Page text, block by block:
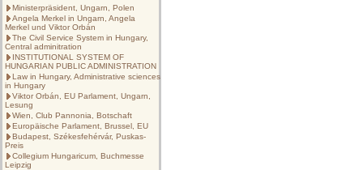
Ministerpräsident, Ungarn, Polen
Angela Merkel in Ungarn, Angela
Merkel und Viktor Orbán
The Civil Service System in Hungary,
Central adminitration
INSTITUTIONAL SYSTEM OF
HUNGARIAN PUBLIC ADMINISTRATION
Law in Hungary, Administrative sciences
in Hungary
Viktor Orbán, EU Parlament, Ungarn,
Lesung
Wien, Club Pannonia, Botschaft
Europäische Parlament, Brussel, EU
Budapest, Székesfehérvár, Puskas-
Preis
Collegium Hungaricum, Buchmesse
Leipzig